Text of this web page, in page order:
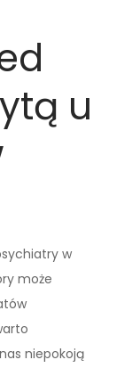
u
w
może
niepokoją